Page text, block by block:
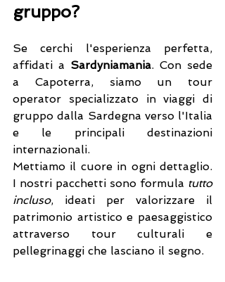
gruppo?
Se cerchi l'esperienza perfetta,
affidati a Sardyniamania. Con sede
a Capoterra, siamo un tour
operator specializzato in viaggi di
gruppo dalla Sardegna verso l'Italia
e le principali destinazioni
internazionali.
Mettiamo il cuore in ogni dettaglio.
I nostri pacchetti sono formula tutto
incluso, ideati per valorizzare il
patrimonio artistico e paesaggistico
attraverso tour culturali e
pellegrinaggi che lasciano il segno.